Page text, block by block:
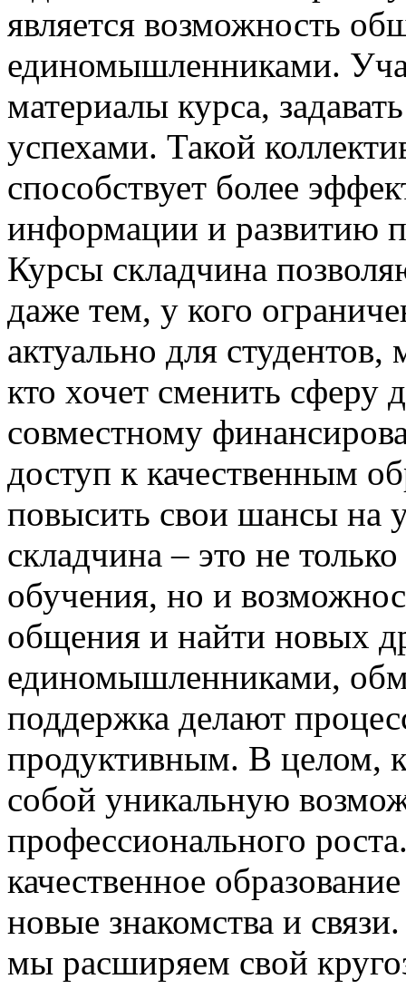
является возможность
единомышленниками.
материалы курса,
успехами. Такой
способствует более
информации и развитию
Курсы складчина
даже тем, у кого
актуально для
кто хочет сменить сферу
совместному
доступ к качественным
повысить свои шансы на
складчина – это не
обучения, но и
общения и найти новых
единомышленниками,
поддержка делают
продуктивным. В целом,
собой уникальную
профессионального
качественное
новые знакомства и
мы расширяем свой